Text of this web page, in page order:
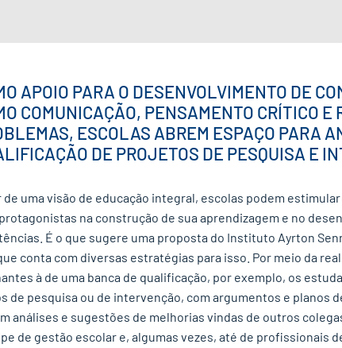
APOIO PARA O DESENVOLVIMENTO DE
COMUNICAÇÃO, PENSAMENTO CRÍTICO E
ESCOLAS ABREM ESPAÇO PARA
DE PROJETOS DE PESQUISA E
de uma visão de educação integral, escolas podem
na construção de sua aprendizagem e no
É o que sugere uma proposta do Instituto Ayrton
conta com diversas estratégias para isso. Por meio da
à de uma banca de qualificação, por exemplo, os
de pesquisa ou de intervenção, com argumentos e planos
análises e sugestões de melhorias vindas de outros
de gestão escolar e, algumas vezes, até de profissionais